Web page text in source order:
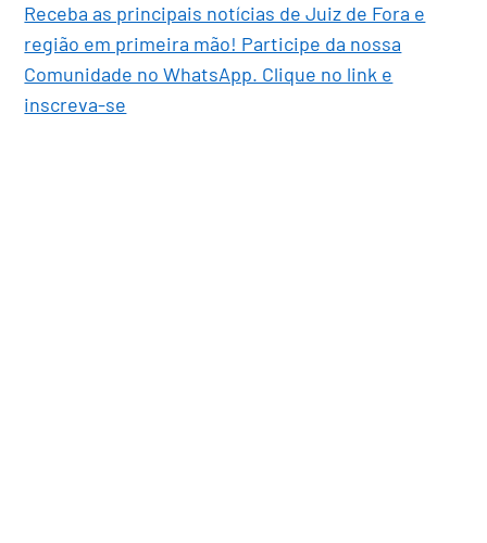
Receba as principais notícias de Juiz de Fora e
região em primeira mão! Participe da nossa
Comunidade no WhatsApp. Clique no link e
inscreva-se